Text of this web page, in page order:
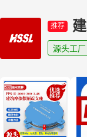
推荐
源头工厂